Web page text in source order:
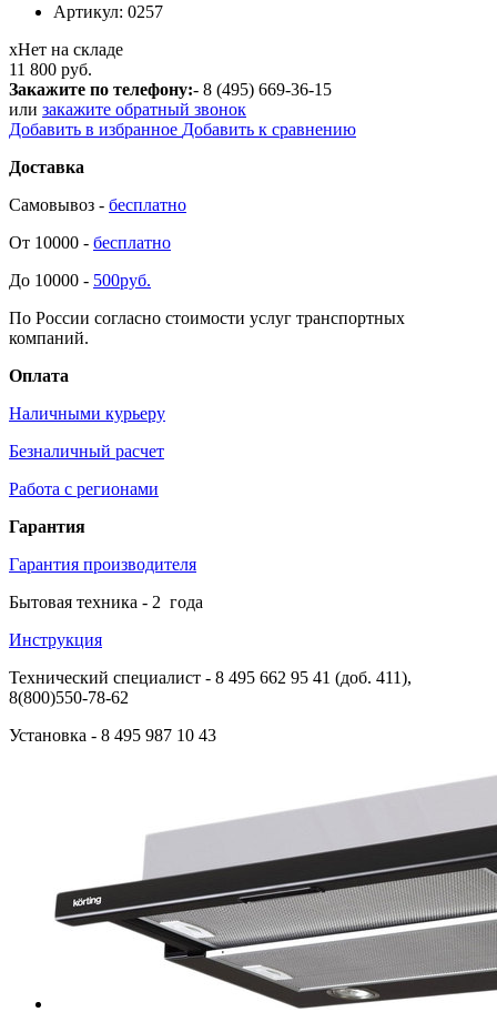
Артикул: 0257
хНет на складе
11 800 руб.
Закажите по телефону:- 8 (495) 669-36-15
или закажите обратный звонок
Добавить в избранное Добавить к сравнению
Доставка
Самовывоз - бесплатно
От 10000 - бесплатно
До 10000 - 500руб.
По России согласно стоимости услуг транспортных
компаний.
Оплата
Наличными курьеру
Безналичный расчет
Работа с регионами
Гарантия
Гарантия производителя
Бытовая техника - 2 года
Инструкция
Технический специалист - 8 495 662 95 41 (доб. 411),
8(800)550-78-62
Установка - 8 495 987 10 43